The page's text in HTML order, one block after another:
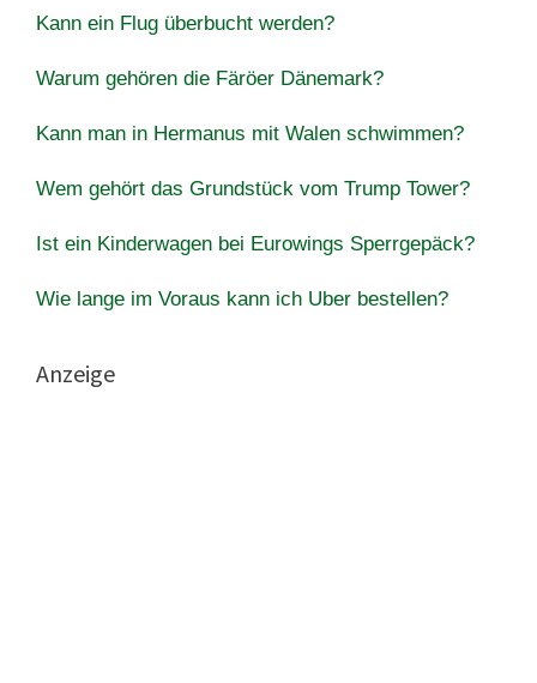
Kann ein Flug überbucht werden?
Warum gehören die Färöer Dänemark?
Kann man in Hermanus mit Walen schwimmen?
Wem gehört das Grundstück vom Trump Tower?
Ist ein Kinderwagen bei Eurowings Sperrgepäck?
Wie lange im Voraus kann ich Uber bestellen?
Anzeige